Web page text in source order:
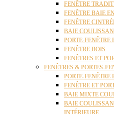
FENÊTRE
FENÊTRE BAIE
FENÊTRE
BAIE
PORTE-FENÊTRE
FENÊTRE BOIS
FENÊTRES ET
FENÊTRES & PORTES-
PORTE-
FENÊTRE ET
BAIE MIXTE
BAIE
INTÉRIEURE